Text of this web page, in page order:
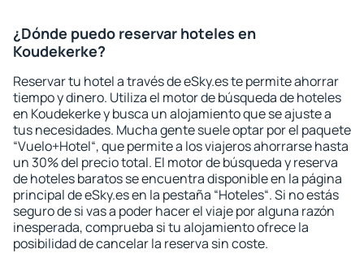
¿Dónde puedo reservar hoteles en
Koudekerke?
Reservar tu hotel a través de eSky.es te permite ahorrar
tiempo y dinero. Utiliza el motor de búsqueda de hoteles
en Koudekerke y busca un alojamiento que se ajuste a
tus necesidades. Mucha gente suele optar por el paquete
“Vuelo+Hotel“, que permite a los viajeros ahorrarse hasta
un 30% del precio total. El motor de búsqueda y reserva
de hoteles baratos se encuentra disponible en la página
principal de eSky.es en la pestaña “Hoteles“. Si no estás
seguro de si vas a poder hacer el viaje por alguna razón
inesperada, comprueba si tu alojamiento ofrece la
posibilidad de cancelar la reserva sin coste.